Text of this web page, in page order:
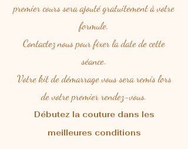
premier cours sera ajouté gratuitement à votre
formule.
Contactez nous pour fixer la date de cette
séance.
Votre kit de démarrage vous sera remis lors
de votre premier rendez-vous.
Débutez la couture dans les
meilleures conditions